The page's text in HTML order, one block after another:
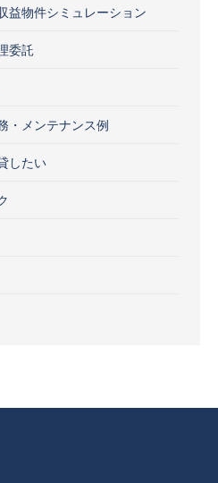
物件シミュレーション
委託
・メンテナンス例
したい